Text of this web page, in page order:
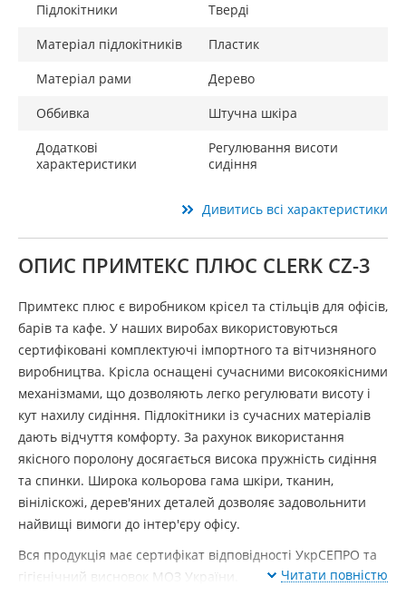
Підлокітники
Тверді
Матеріал підлокітників
Пластик
Матеріал рами
Дерево
Оббивка
Штучна шкіра
Додаткові
характеристики
Регулювання висоти
сидіння
Дивитись всі характеристики
ОПИС ПРИМТЕКС ПЛЮС CLERK CZ-3
Примтекс плюс є виробником крісел та стільців для офісів,
барів та кафе. У наших виробах використовуються
сертифіковані комплектуючі імпортного та вітчизняного
виробництва. Крісла оснащені сучасними високоякісними
механізмами, що дозволяють легко регулювати висоту і
кут нахилу сидіння. Підлокітники із сучасних матеріалів
дають відчуття комфорту. За рахунок використання
якісного поролону досягається висока пружність сидіння
та спинки. Широка кольорова гама шкіри, тканин,
вініліскожі, дерев'яних деталей дозволяє задовольнити
найвищі вимоги до інтер'єру офісу.
Вся продукція має сертифікат відповідності УкрСЕПРО та
гігієнічний висновок МОЗ України.
Читати повністю